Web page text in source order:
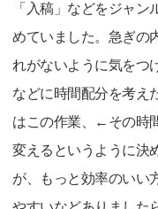
「入稿」などをジャ
めていました。急ぎの
れがないように気をつ
などに時間配分を考え
はこの作業、←その時
変えるというように決
が、もっと効率のいい